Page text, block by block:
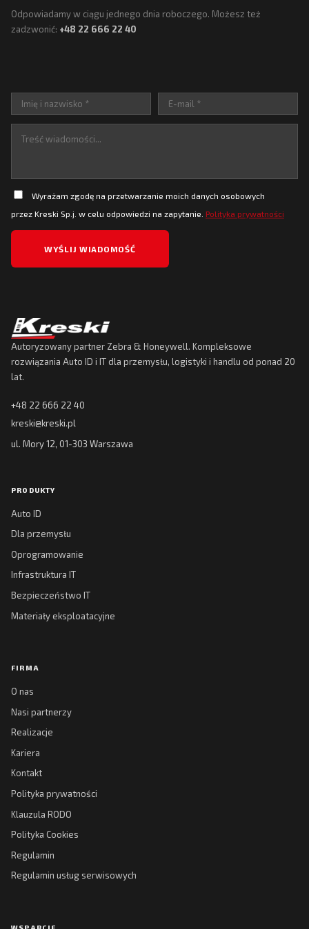
Odpowiadamy w ciągu jednego dnia roboczego. Możesz też
zadzwonić: +48 22 666 22 40
Wyrażam zgodę na przetwarzanie moich danych osobowych
przez Kreski Sp.j. w celu odpowiedzi na zapytanie. Polityka prywatności
Autoryzowany partner Zebra & Honeywell. Kompleksowe
rozwiązania Auto ID i IT dla przemysłu, logistyki i handlu od ponad 20
lat.
+48 22 666 22 40
kreski@kreski.pl
ul. Mory 12, 01-303 Warszawa
PRODUKTY
Auto ID
Dla przemysłu
Oprogramowanie
Infrastruktura IT
Bezpieczeństwo IT
Materiały eksploatacyjne
FIRMA
O nas
Nasi partnerzy
Realizacje
Kariera
Kontakt
Polityka prywatności
Klauzula RODO
Polityka Cookies
Regulamin
Regulamin usług serwisowych